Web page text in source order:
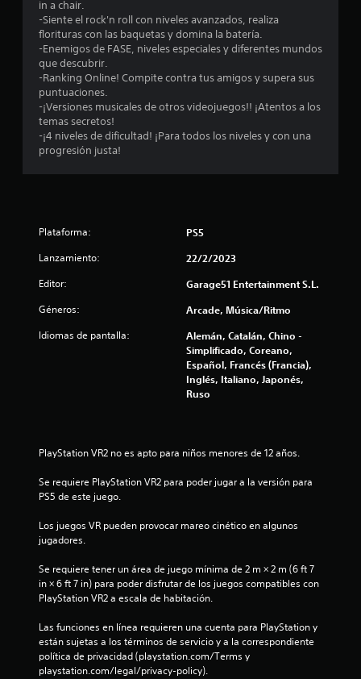
2
5
e
s
t
l
d
i
c
o
e
s
t
in a chair.
-Siente el rock'n roll con niveles avanzados, realiza
florituras con las baquetas y domina la batería.
-Enemigos de FASE, niveles especiales y diferentes mundos
que descubrir.
-Ranking Online! Compite contra tus amigos y supera sus
puntuaciones.
-¡Versiones musicales de otros videojuegos!! ¡Atentos a los
temas secretos!
-¡4 niveles de dificultad! ¡Para todos los niveles y con una
progresión justa!
Plataforma: PS5
Lanzamiento: 22/2/2023
Editor: Garage51 Entertainment S.L.
Géneros: Arcade, Música/Ritmo
Idiomas de pantalla:
Alemán, Catalán, Chino -
Simplificado, Coreano,
Español, Francés (Francia),
Inglés, Italiano, Japonés,
Ruso
PlayStation VR2 no es apto para niños menores de 12 años.
Se requiere PlayStation VR2 para poder jugar a la versión para
PS5 de este juego.
Los juegos VR pueden provocar mareo cinético en algunos
jugadores.
Se requiere tener un área de juego mínima de 2 m × 2 m (6 ft 7
in × 6 ft 7 in) para poder disfrutar de los juegos compatibles con
PlayStation VR2 a escala de habitación.
Las funciones en línea requieren una cuenta para PlayStation y
están sujetas a los términos de servicio y a la correspondiente
política de privacidad (playstation.com/Terms y
playstation.com/legal/privacy-policy).